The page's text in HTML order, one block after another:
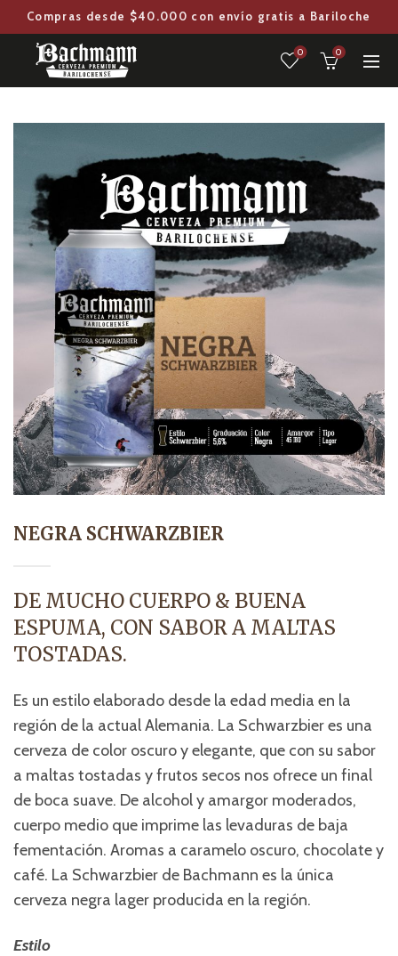
Compras desde $40.000 con envío gratis a Bariloche
0 0
NEGRA SCHWARZBIER
DE MUCHO CUERPO & BUENA
ESPUMA, CON SABOR A MALTAS
TOSTADAS.
Es un estilo elaborado desde la edad media en la
región de la actual Alemania. La Schwarzbier es una
cerveza de color oscuro y elegante, que con su sabor
a maltas tostadas y frutos secos nos ofrece un final
de boca suave. De alcohol y amargor moderados,
cuerpo medio que imprime las levaduras de baja
fementación. Aromas a caramelo oscuro, chocolate y
café. La Schwarzbier de Bachmann es la única
cerveza negra lager producida en la región.
Estilo